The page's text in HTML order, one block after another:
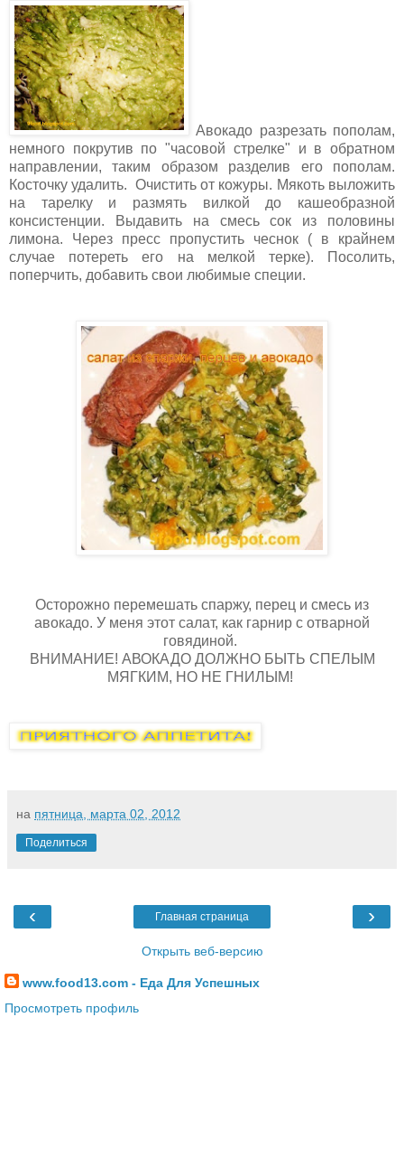
Авокадо разрезать пополам,
немного покрутив по "часовой стрелке" и в обратном
направлении, таким образом разделив его пополам.
Косточку удалить. Очистить от кожуры. Мякоть выложить
на тарелку и размять вилкой до кашеобразной
консистенции. Выдавить на смесь сок из половины
лимона. Через пресс пропустить чеснок ( в крайнем
случае потереть его на мелкой терке). Посолить,
поперчить, добавить свои любимые специи.
Осторожно перемешать спаржу, перец и смесь из
авокадо. У меня этот салат, как гарнир с отварной
говядиной.
ВНИМАНИЕ! АВОКАДО ДОЛЖНО БЫТЬ СПЕЛЫМ
МЯГКИМ, НО НЕ ГНИЛЫМ!
на пятница, марта 02, 2012
Поделиться
‹ ›
Главная страница
Открыть веб-версию
www.food13.com - Еда Для Успешных
Просмотреть профиль